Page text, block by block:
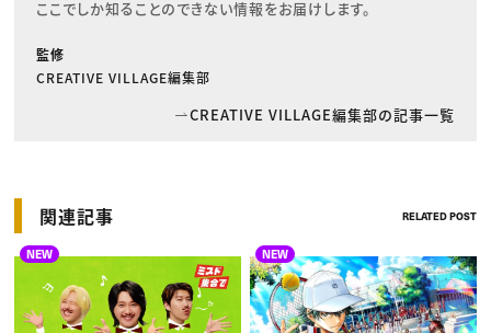
ここでしか知ることのできない情報をお届けします。
監修
CREATIVE VILLAGE編集部
CREATIVE VILLAGE編集部の記事一覧
関連記事 RELATED POST
NEW NEW